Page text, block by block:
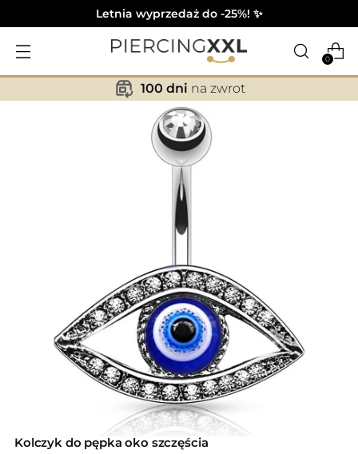
Letnia wyprzedaż do -25%! ✨
0
✕
100 dni na zwrot
Kolczyk do pępka oko szczęścia